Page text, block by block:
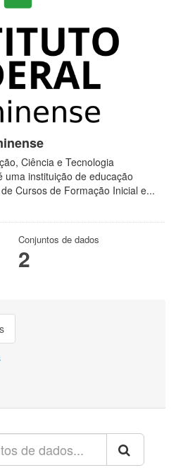
Ciência e Tecnologia
instituição de educação
Cursos de Formação Inicial e...
Conjuntos de dados
2